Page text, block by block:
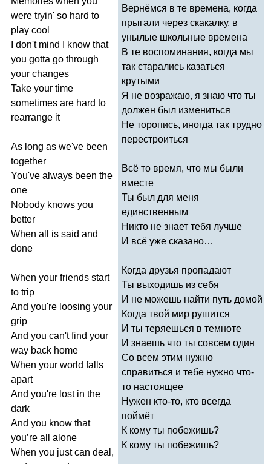
were tryin' so hard to
play cool
don't mind know that
you gotta go through
your changes
Take your time
sometimes are hard to
rearrange it
As long as we've been
together
You've always been the
one
Nobody knows you
better
When all is said and
done
When your friends start
to trip
And you're loosing your
grip
And you can't find your
way back home
When your world falls
apart
And you're lost in the
dark
And you know that
you’re all
alone
When you just can deal ,
Вернёмся в те времена, когда
прыгали через скакалку, в
унылые школьные времена
В те воспоминания, когда мы
так старались казаться
крутыми
Я не возражаю, я знаю что ты
должен был измениться
Не торопись, иногда так трудно
перестроиться
Всё то время, что мы были
вместе
Ты был для меня
единственным
Никто не знает тебя лучше
И всё уже сказано…
Когда друзья пропадают
Ты выходишь из себя
И не можешь найти путь домой
Когда твой мир рушится
И ты теряешься в темноте
И знаешь что ты совсем один
Со всем этим нужно
справиться и тебе нужно что-
то настоящее
Нужен кто-то, кто всегда
поймёт
К кому ты побежишь?
К кому ты побежишь?